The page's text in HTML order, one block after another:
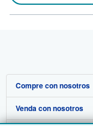
Compre con nosotros
Búsqueda avanzada
Venda con nosotros